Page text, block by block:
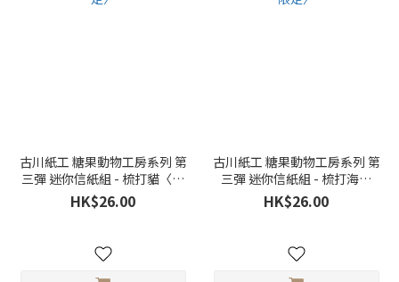
古川紙工 糖果動物工房系列 第
三彈 迷你信紙組 - 梳打貓〈夏
季限定〉
HK$26.00
古川紙工 糖果動物工房系列 第
三彈 迷你信紙組 - 梳打海豹
〈夏季限定〉
HK$26.00